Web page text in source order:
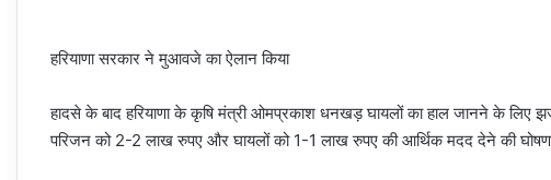
हरियाणा सरकार ने मुआवजे का ऐलान किया
हादसे के बाद हरियाणा के कृषि मंत्री ओमप्रकाश धनखड़ घायलों का हाल जानने के
परिजन को 2-2 लाख रुपए और घायलों को 1-1 लाख रुपए की आर्थिक मदद देने की